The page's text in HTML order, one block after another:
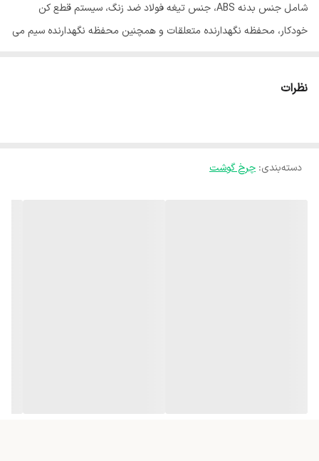
شامل جنس بدنه ABS، جنس تیغه فولاد ضد زنگ، سیستم قطع کن
خودکار، محفظه نگهدارنده متعلقات و همچنین محفظه نگهدارنده سیم می
نظرات
دسته‌بندی: چرخ گوشت